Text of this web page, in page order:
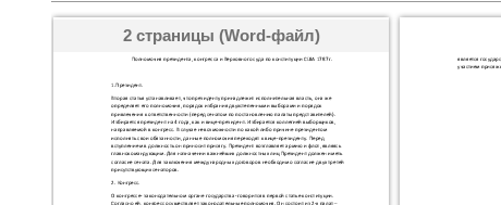
2 страницы (Word-файл)